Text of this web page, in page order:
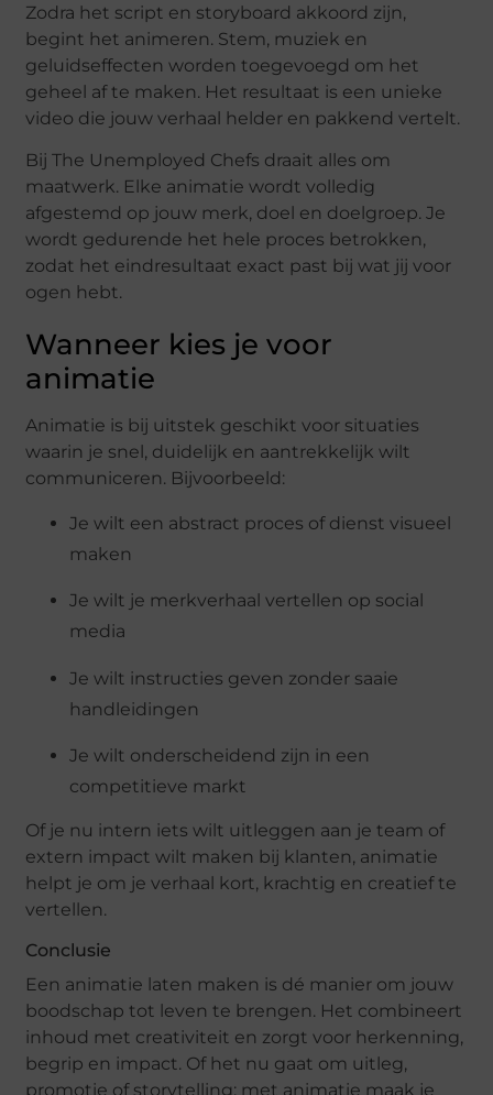
Zodra het script en storyboard akkoord zijn,
begint het animeren. Stem, muziek en
geluidseffecten worden toegevoegd om het
geheel af te maken. Het resultaat is een unieke
video die jouw verhaal helder en pakkend vertelt.
Bij The Unemployed Chefs draait alles om
maatwerk. Elke animatie wordt volledig
afgestemd op jouw merk, doel en doelgroep. Je
wordt gedurende het hele proces betrokken,
zodat het eindresultaat exact past bij wat jij voor
ogen hebt.
Wanneer kies je voor
animatie
Animatie is bij uitstek geschikt voor situaties
waarin je snel, duidelijk en aantrekkelijk wilt
communiceren. Bijvoorbeeld:
Je wilt een abstract proces of dienst visueel
maken
Je wilt je merkverhaal vertellen op social
media
Je wilt instructies geven zonder saaie
handleidingen
Je wilt onderscheidend zijn in een
competitieve markt
Of je nu intern iets wilt uitleggen aan je team of
extern impact wilt maken bij klanten, animatie
helpt je om je verhaal kort, krachtig en creatief te
vertellen.
Conclusie
Een animatie laten maken is dé manier om jouw
boodschap tot leven te brengen. Het combineert
inhoud met creativiteit en zorgt voor herkenning,
begrip en impact. Of het nu gaat om uitleg,
promotie of storytelling: met animatie maak je